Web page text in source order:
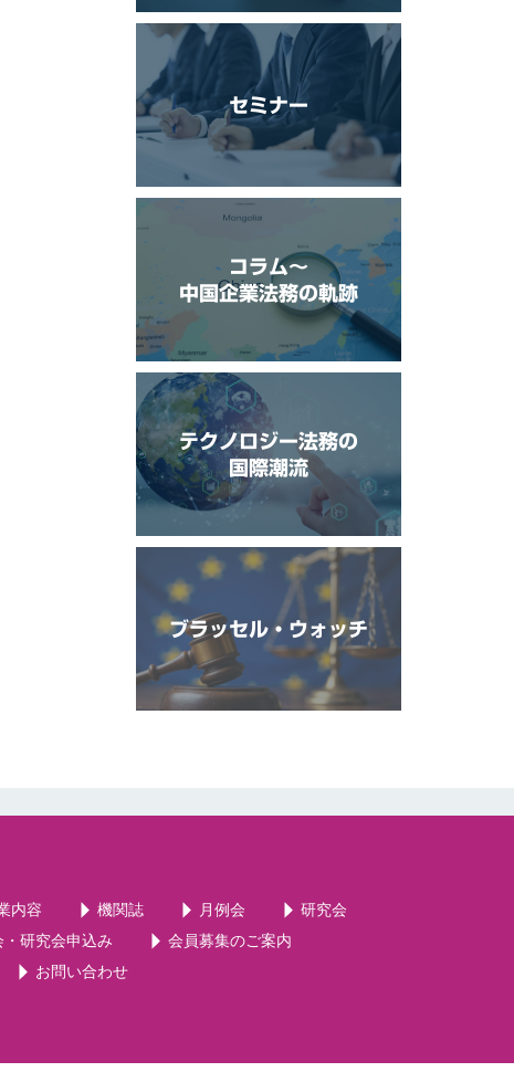
セミナー
コラム〜
中国企業法務の軌跡
テクノロジー法務の
国際潮流
ブラッセル・ウォッチ
内容 機関誌 月例会
研究会
・研究会申込み
会員募集のご案内
お問い合わせ